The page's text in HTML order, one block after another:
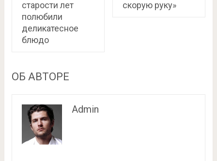
старости лет
полюбили
деликатесное
блюдо
скорую руку»
ОБ АВТОРЕ
Admin